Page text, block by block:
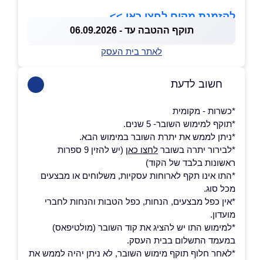
להזמנת מקום לחצו כאן >>
תוקף ההטבה עד - 06.09.2026
לאתר בית העסק
חשוב לדעת
*כשרות - מקומית
*תוקף למימוש השובר- 5 שנים.
*ניתן לממש את יתרת השובר במימוש הבא.
*לבירור יתרה בשובר לחצו כאן
(יש להזין 9 ספרות
ראשונות בלבד של הקוד)
*התו אינו תקף לארוחות עסקיות, משלוחים או מבצעים
מכל סוג.
*אין כפל מבצעים, הנחות, כפל הטבות והנחות לחברי
מועדון.
*למימוש התו יש להציג את קוד השובר (מולטיפאס)
במעמד התשלום בבית העסק.
*לאחר חלוף תוקף מימוש השובר, לא ניתן יהיה לממש את